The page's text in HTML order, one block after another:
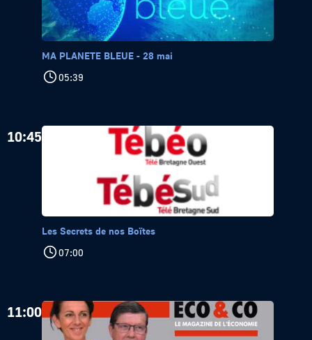
MA PLANETE BLEUE - 28 mai
05:39
10:45
Les Secrets de nos Boïtes
07:00
11:00